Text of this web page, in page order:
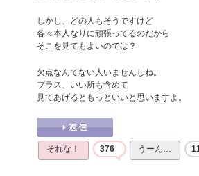
しかし、どの人もそうですけど
各々本人なりに頑張ってるのだから
そこを見てもよいのでは？
欠点なんてない人いませんしね。
プラス、いい所も含めて
見てあげるともっといいと思いますよ。
それな！ 376 うーん…